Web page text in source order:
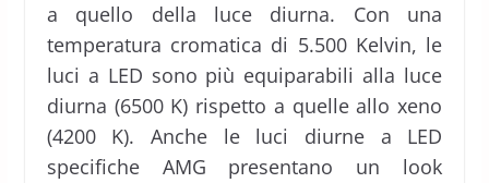
a quello della luce diurna. Con una
temperatura cromatica di 5.500 Kelvin, le
luci a LED sono più equiparabili alla luce
diurna (6500 K) rispetto a quelle allo xeno
(4200 K). Anche le luci diurne a LED
specifiche AMG presentano un look